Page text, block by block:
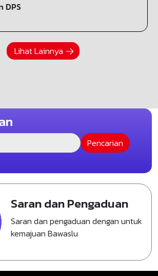
DPS
Lihat Lainnya
Saran dan Pengaduan
Saran dan pengaduan dengan untuk
kemajuan Bawaslu